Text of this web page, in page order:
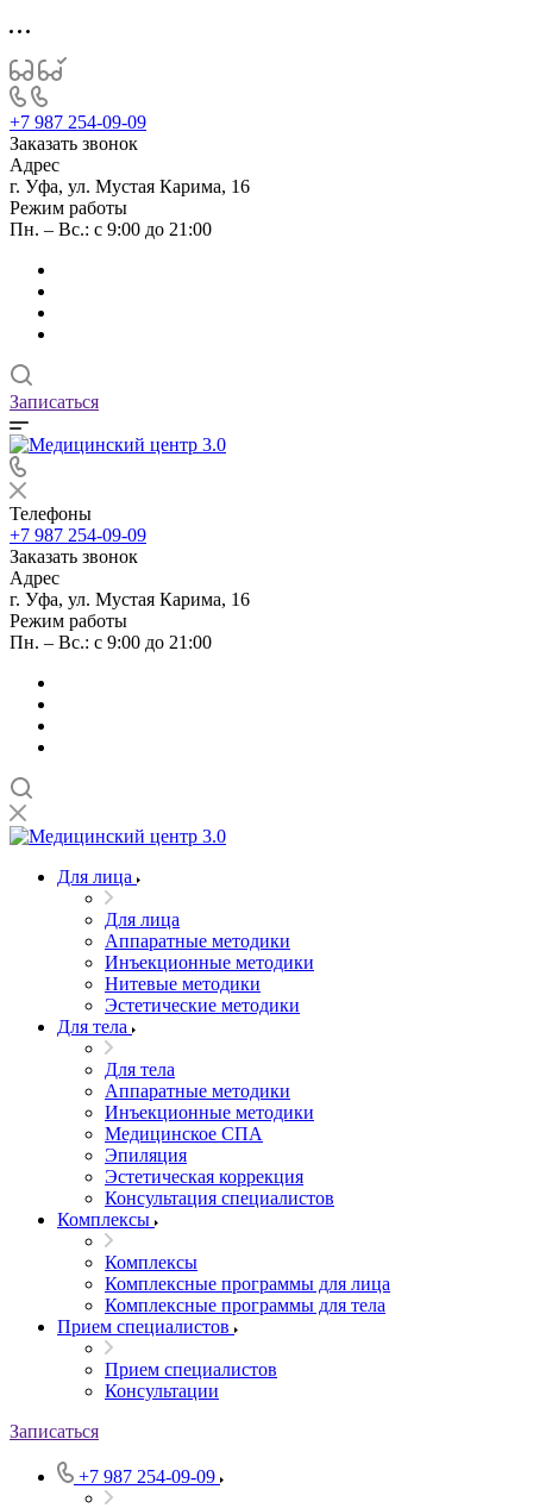
+7 987 254-09-09
Заказать звонок
Адрес
г. Уфа, ул. Мустая Карима, 16
Режим работы
Пн. – Вс.: с 9:00 до 21:00
Записаться
Телефоны
+7 987 254-09-09
Заказать звонок
Адрес
г. Уфа, ул. Мустая Карима, 16
Режим работы
Пн. – Вс.: с 9:00 до 21:00
Для лица
Для лица
Аппаратные методики
Инъекционные методики
Нитевые методики
Эстетические методики
Для тела
Для тела
Аппаратные методики
Инъекционные методики
Медицинское СПА
Эпиляция
Эстетическая коррекция
Консультация специалистов
Комплексы
Комплексы
Комплексные программы для лица
Комплексные программы для тела
Прием специалистов
Прием специалистов
Консультации
Записаться
+7 987 254-09-09